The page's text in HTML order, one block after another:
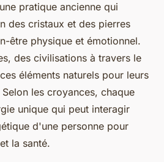
pratique ancienne qui
des cristaux et des pierres
être physique et émotionnel.
des civilisations à travers le
éléments naturels pour leurs
les croyances, chaque
unique qui peut interagir
d'une personne pour
la santé.